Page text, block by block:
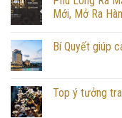
Mới, Mở Ra
Bí Quyết giúp
Top ý tưởng